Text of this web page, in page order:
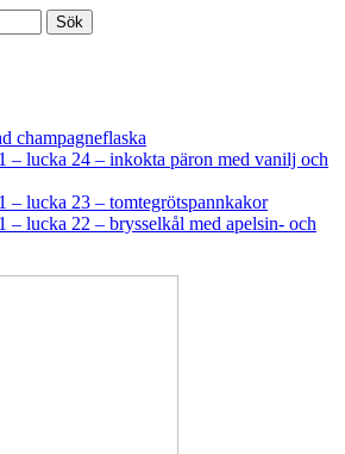
Sök
champagneflaska
– lucka 24 – inkokta päron med vanilj och
– lucka 23 – tomtegrötspannkakor
– lucka 22 – brysselkål med apelsin- och